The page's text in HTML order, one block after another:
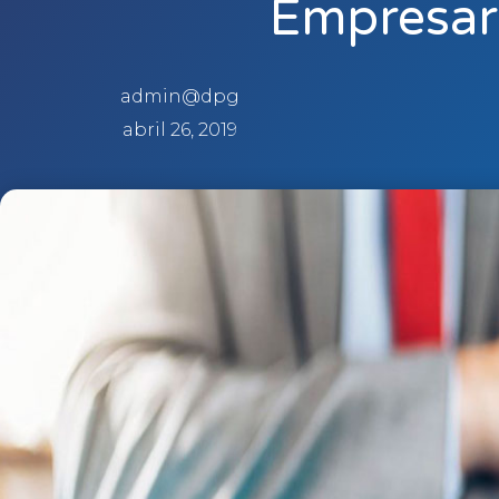
admin@dpg
abril 26, 2019